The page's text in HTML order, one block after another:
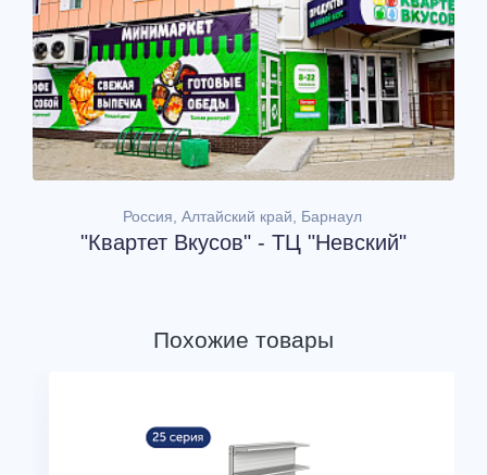
Россия, Алтайский край, Барнаул
"Квартет Вкусов" - ТЦ "Невский"
Похожие товары